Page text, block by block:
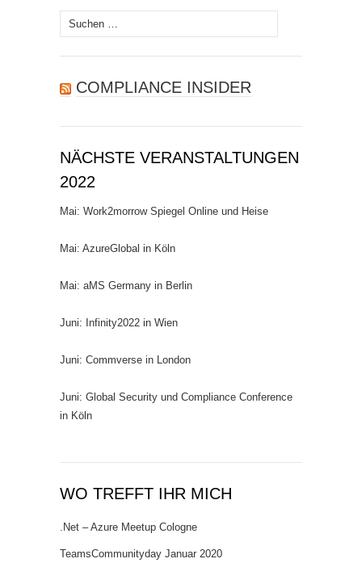
Suchen
nach:
COMPLIANCE INSIDER
NÄCHSTE VERANSTALTUNGEN
2022
Mai: Work2morrow Spiegel Online und Heise
Mai: AzureGlobal in Köln
Mai: aMS Germany in Berlin
Juni: Infinity2022 in Wien
Juni: Commverse in London
Juni: Global Security und Compliance Conference
in Köln
WO TREFFT IHR MICH
.Net – Azure Meetup Cologne
TeamsCommunityday Januar 2020